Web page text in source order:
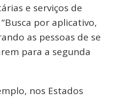
e serviços de
por aplicativo,
as pessoas de se
para a segunda
nos Estados